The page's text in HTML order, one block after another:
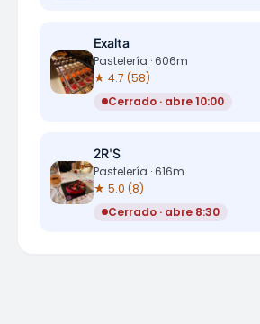
Exalta
Pastelería · 606m
★ 4.7 (58)
Cerrado · abre 10:00
2R'S
Pastelería · 616m
★ 5.0 (8)
Cerrado · abre 8:30